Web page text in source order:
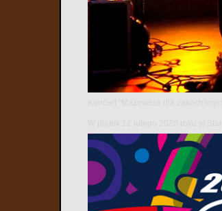
W piątek 12 lutego 2026 roku w